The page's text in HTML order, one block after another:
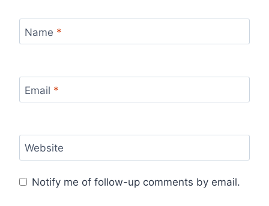
Name *
Email *
Website
Notify me of follow-up comments by email.